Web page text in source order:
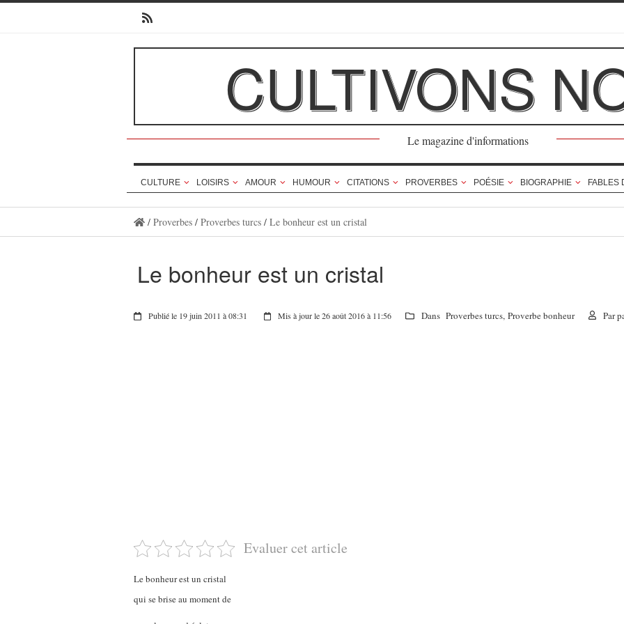
CULTIVONS
Le magazine d'informations
CULTURE LOISIRS AMOUR HUMOUR CITATIONS PROVERBES POÉSIE BIOGRAPHIE FABLES
/ Proverbes/ Proverbes turcs/ Le bonheur est un cristal
Le bonheur est un cristal
Publié le 19 juin 2011 à 08:31 Mis à jour le 26 août 2016 à 11:56 Dans Proverbes turcs, Proverbe bonheur Par
Evaluer cet article
Le bonheur est un cristal
qui se brise au moment de